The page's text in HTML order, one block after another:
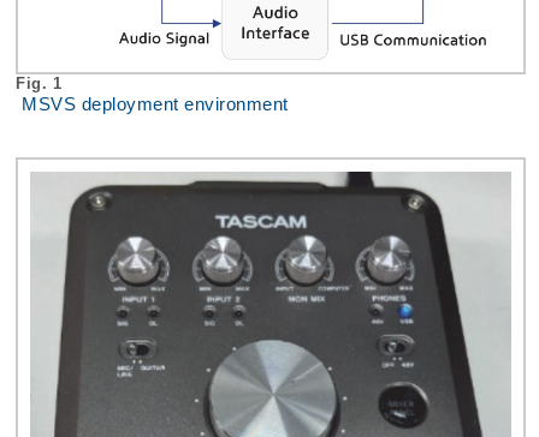
Fig. 1
MSVS deployment environment